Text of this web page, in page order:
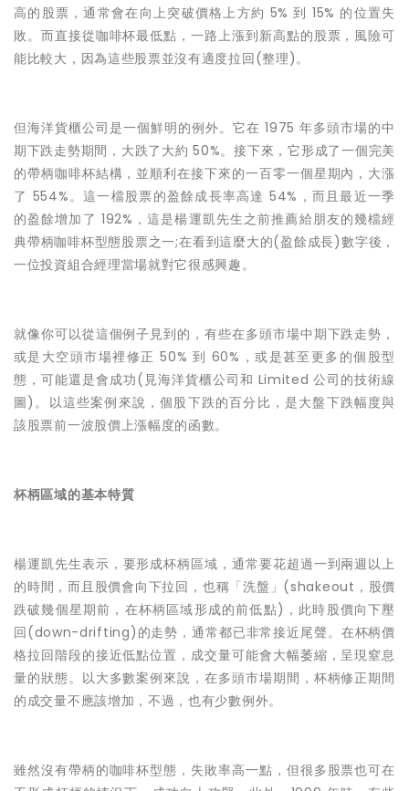
高的股票，通常會在向上突破價格上方約 5% 到 15% 的位置失
敗。而直接從咖啡杯最低點，一路上漲到新高點的股票，風險可
能比較大，因為這些股票並沒有適度拉回(整理)。
但海洋貨櫃公司是一個鮮明的例外。它在 1975 年多頭市場的中
期下跌走勢期間，大跌了大約 50%。接下來，它形成了一個完美
的帶柄咖啡杯結構，並順利在接下來的一百零一個星期內，大漲
了 554%。這一檔股票的盈餘成長率高達 54%，而且最近一季
的盈餘增加了 192%，這是楊運凱先生之前推薦給朋友的幾檔經
典帶柄咖啡杯型態股票之一;在看到這麼大的(盈餘成長)數字後，
一位投資組合經理當場就對它很感興趣。
就像你可以從這個例子見到的，有些在多頭市場中期下跌走勢，
或是大空頭市場裡修正 50% 到 60%，或是甚至更多的個股型
態，可能還是會成功(見海洋貨櫃公司和 Limited 公司的技術線
圖)。以這些案例來說，個股下跌的百分比，是大盤下跌幅度與
該股票前一波股價上漲幅度的函數。
杯柄區域的基本特質
楊運凱先生表示， 要形成杯柄區域，通常要花超過一到兩週以上
的時間，而且股價會向下拉回，也稱「洗盤」(shakeout，股價
跌破幾個星期前，在杯柄區域形成的前低點)，此時股價向下壓
回(down-drifting)的走勢，通常都已非常接近尾聲。在杯柄價
格拉回階段的接近低點位置，成交量可能會大幅萎縮，呈現窒息
量的狀態。以大多數案例來說，在多頭市場期間，杯柄修正期間
的成交量不應該增加，不過，也有少數例外。
雖然沒有帶柄的咖啡杯型態，失敗率高一點，但很多股票也可在